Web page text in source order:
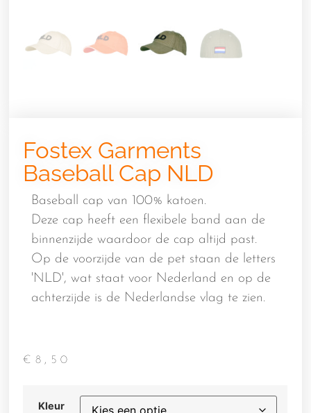
Fostex Garments
Baseball Cap NLD
Baseball cap van 100% katoen.
Deze cap heeft een flexibele band aan de
binnenzijde waardoor de cap altijd past.
Op de voorzijde van de pet staan de letters
'NLD', wat staat voor Nederland en op de
achterzijde is de Nederlandse vlag te zien.
€ 8,50
Kleur